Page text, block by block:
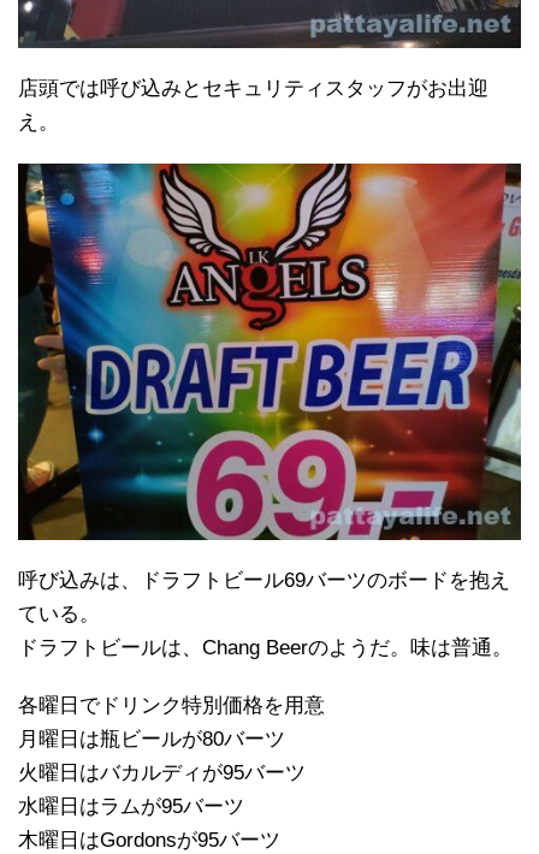
店頭では呼び込みとセキュリティスタッフがお出迎
え。
呼び込みは、ドラフトビール69バーツのボードを抱え
ている。
ドラフトビールは、Chang Beerのようだ。味は普通。
各曜日でドリンク特別価格を用意
月曜日は瓶ビールが80バーツ
火曜日はバカルディが95バーツ
水曜日はラムが95バーツ
木曜日はGordonsが95バーツ